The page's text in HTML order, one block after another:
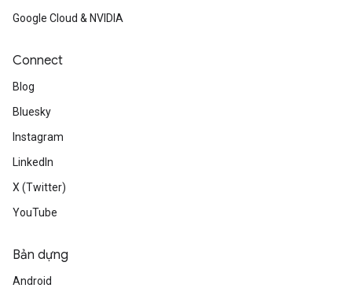
Google Cloud & NVIDIA
Connect
Blog
Bluesky
Instagram
LinkedIn
X (Twitter)
YouTube
Bản dựng
Android